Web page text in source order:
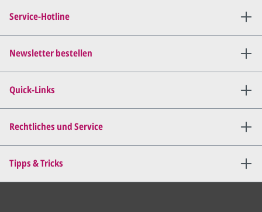
Service-Hotline
Rechtliches und Service
Tipps & Tricks
Quick-Links
Newsletter bestellen